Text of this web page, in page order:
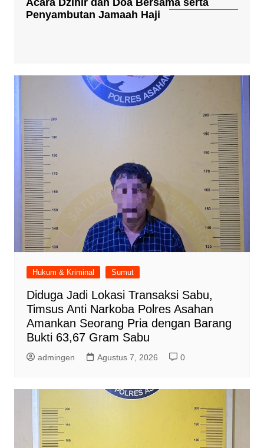
Penyambutan Jamaah Haji
Hukum & Kriminal Sumut
Diduga Jadi Lokasi Transaksi Sabu,
Timsus Anti Narkoba Polres Asahan
Amankan Seorang Pria dengan Barang
Bukti 63,67 Gram Sabu
admingen Agustus 7, 2026 0